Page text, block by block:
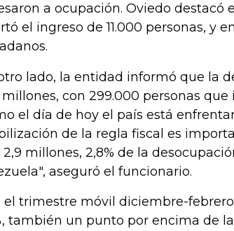
a ocupación. Oviedo destacó
el ingreso de 11.000 personas, y
lado, la entidad informó que la
con 299.000 personas
el día de hoy el país está
de la regla fiscal es
2,9 millones, 2,8% de la
aseguró el funcionario.
el trimestre móvil diciembre-
también un punto por encima de